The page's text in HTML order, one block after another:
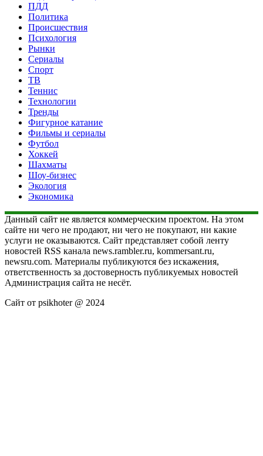
ПДД
Политика
Происшествия
Психология
Рынки
Сериалы
Спорт
ТВ
Теннис
Технологии
Тренды
Фигурное катание
Фильмы и сериалы
Футбол
Хоккей
Шахматы
Шоу-бизнес
Экология
Экономика
Данный сайт не является коммерческим проектом. На этом
сайте ни чего не продают, ни чего не покупают, ни какие
услуги не оказываются. Сайт представляет собой ленту
новостей RSS канала news.rambler.ru, kommersant.ru,
newsru.com. Материалы публикуются без искажения,
ответственность за достоверность публикуемых новостей
Администрация сайта не несёт.
Сайт от psikhoter @ 2024